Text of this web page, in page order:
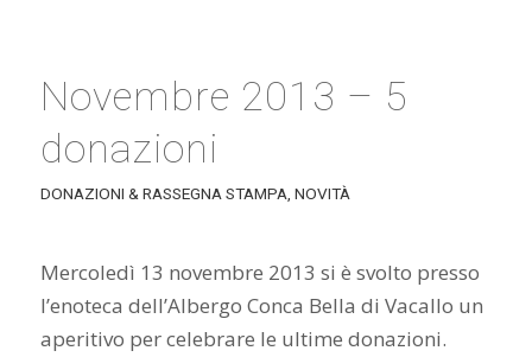
Novembre 2013 – 5
donazioni
DONAZIONI & RASSEGNA STAMPA NOVITÀ
Mercoledì 13 novembre 2013 si è svolto presso
l’enoteca dell’Albergo Conca Bella di Vacallo un
aperitivo per celebrare le ultime donazioni.